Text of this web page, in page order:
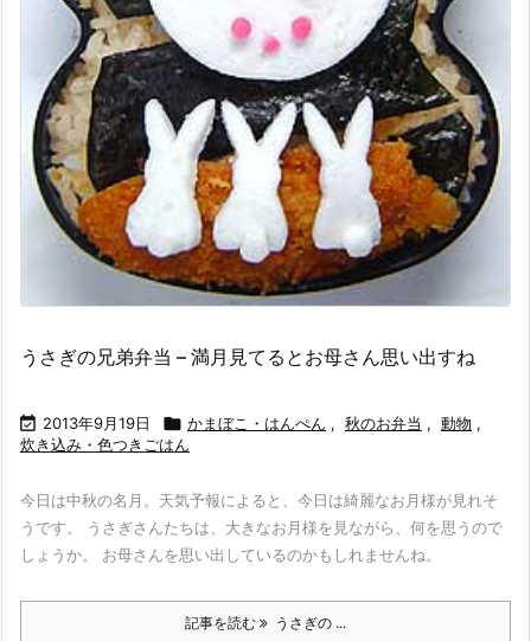
うさぎの兄弟弁当 – 満月見てるとお母さん思い出すね
 2013年9月19日  かまぼこ・はんぺん , 秋のお弁当 , 動物 ,
炊き込み・色つきごはん
今日は中秋の名月。天気予報によると、今日は綺麗なお月様が見れそ
うです。 うさぎさんたちは、大きなお月様を見ながら、何を思うので
しょうか。 お母さんを思い出しているのかもしれませんね。
記事を読む うさぎの ...